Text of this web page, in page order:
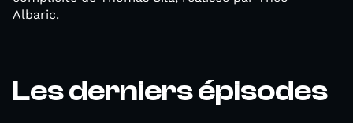
Albaric.
Les derniers épisodes